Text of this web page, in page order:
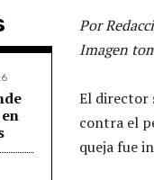
Por
Imagen
El director
contra el
queja fue